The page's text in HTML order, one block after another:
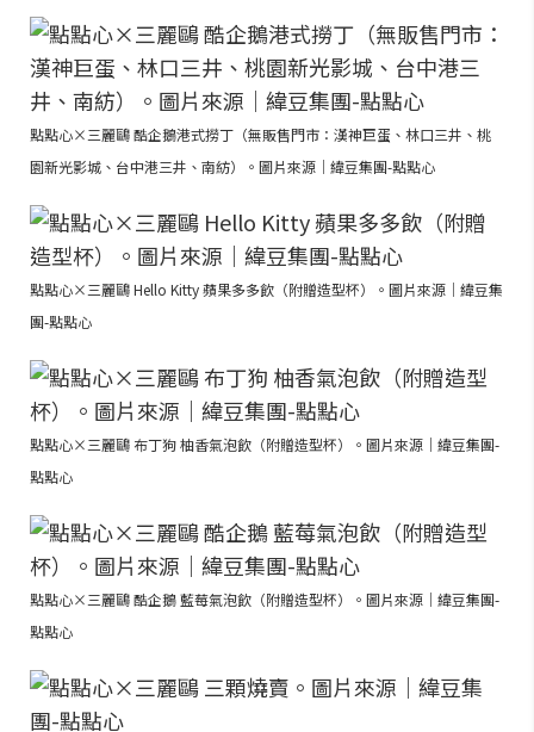
點點心×三麗鷗 酷企鵝港式撈丁（無販售門市：漢神巨蛋、林口三井、桃
園新光影城、台中港三井、南紡）。圖片來源｜緯豆集團-點點心
點點心×三麗鷗 Hello Kitty 蘋果多多飲（附贈造型杯）。圖片來源｜緯豆集
團-點點心
點點心×三麗鷗 布丁狗 柚香氣泡飲（附贈造型杯）。圖片來源｜緯豆集團-
點點心
點點心×三麗鷗 酷企鵝 藍莓氣泡飲（附贈造型杯）。圖片來源｜緯豆集團-
點點心